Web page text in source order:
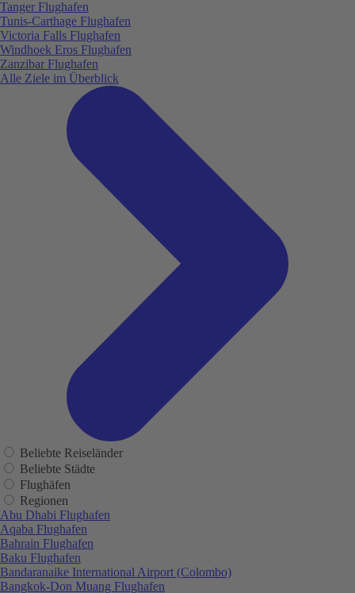
Tanger Flughafen
Tunis-Carthage Flughafen
Victoria Falls Flughafen
Windhoek Eros Flughafen
Zanzibar Flughafen
Alle Ziele im Überblick
Beliebte Reiseländer
Beliebte Städte
Flughäfen
Regionen
Abu Dhabi Flughafen
Aqaba Flughafen
Bahrain Flughafen
Baku Flughafen
Bandaranaike International Airport (Colombo)
Bangkok-Don Muang Flughafen